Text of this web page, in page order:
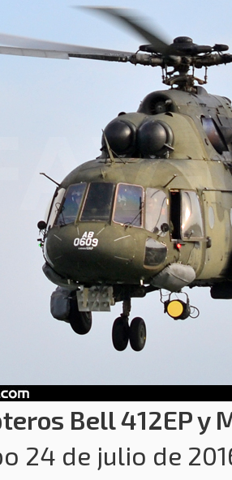
Bell 412EP y
24 de julio de